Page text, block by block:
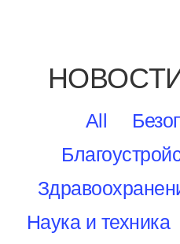
All
Наука и техника